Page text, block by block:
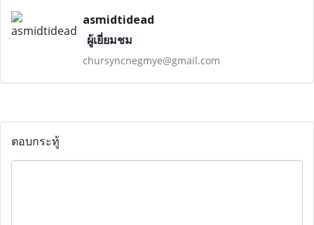
asmidtidead
ผู้เยี่ยมชม
chursyncnegmye@gmail.com
ตอบกระทู้